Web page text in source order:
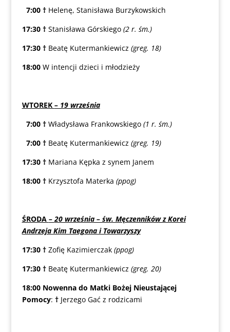
7:00 †Helenę, Stanisława Burzykowskich
17:30 †Stanisława Górskiego (2 r. śm.)
17:30 †Beatę Kutermankiewicz (greg. 18)
18:00W intencji dzieci i młodzieży
WTOREK – 19 września
7:00 †Władysława Frankowskiego (1 r. śm.)
7:00 †Beatę Kutermankiewicz (greg. 19)
17:30 †Mariana Kępka z synem Janem
18:00 †Krzysztofa Materka (ppog)
ŚRODA –20 września – św. Męczenników z Korei
Andrzeja Kim Taegona i Towarzyszy
17:30 †Zofię Kazimierczak (ppog)
17:30 †Beatę Kutermankiewicz (greg. 20)
18:00 Nowenna do Matki Bożej Nieustającej
Pomocy: †Jerzego Gać z rodzicami